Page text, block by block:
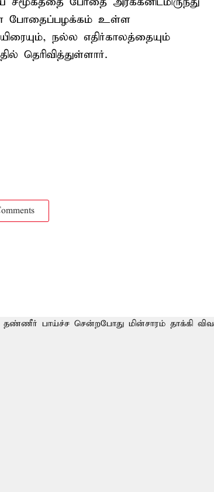
போதைப்பழக்கம் உள்ள
நல்ல எதிர்காலத்தையும்
தெரிவித்துள்ளார்.